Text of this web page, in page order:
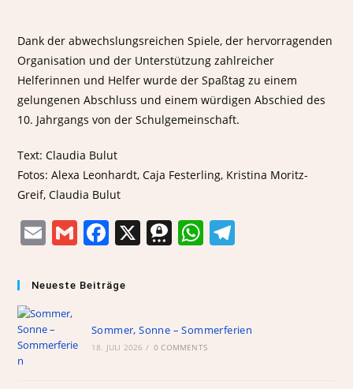
Dank der abwechslungsreichen Spiele, der hervorragenden
Organisation und der Unterstützung zahlreicher
Helferinnen und Helfer wurde der Spaßtag zu einem
gelungenen Abschluss und einem würdigen Abschied des
10. Jahrgangs von der Schulgemeinschaft.
Text: Claudia Bulut
Fotos: Alexa Leonhardt, Caja Festerling, Kristina Moritz-
Greif, Claudia Bulut
E
ai
l
G
ai
F
c
b
o
X T
m
a
W
A
p
a
Neueste Beiträge
Sommer, Sonne – Sommerferien
18. JULI 2026 / 0 COMMENTS